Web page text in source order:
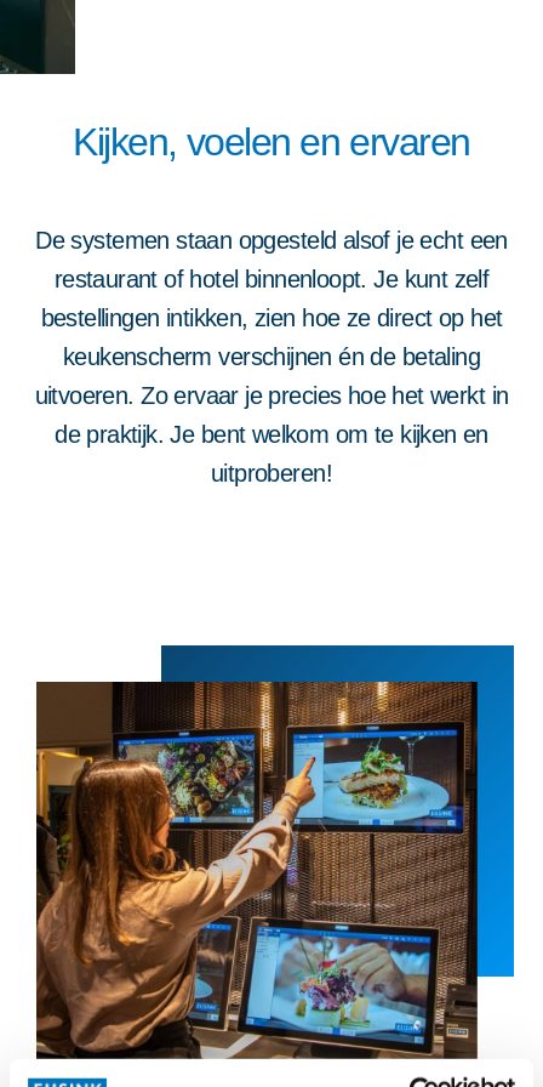
Kijken, voelen en ervaren
De systemen staan opgesteld alsof je echt een
restaurant of hotel binnenloopt. Je kunt zelf
bestellingen intikken, zien hoe ze direct op het
keukenscherm verschijnen én de betaling
uitvoeren. Zo ervaar je precies hoe het werkt in
de praktijk. Je bent welkom om te kijken en
uitproberen!